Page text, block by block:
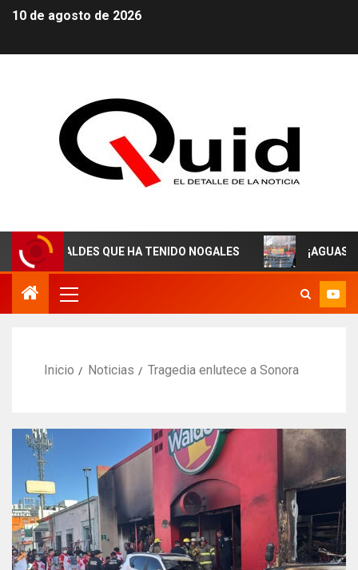
10 de agosto de 2026
QUE HA TENIDO NOGALES ¡AGUAS
Inicio Noticias Tragedia enlutece a Sonora